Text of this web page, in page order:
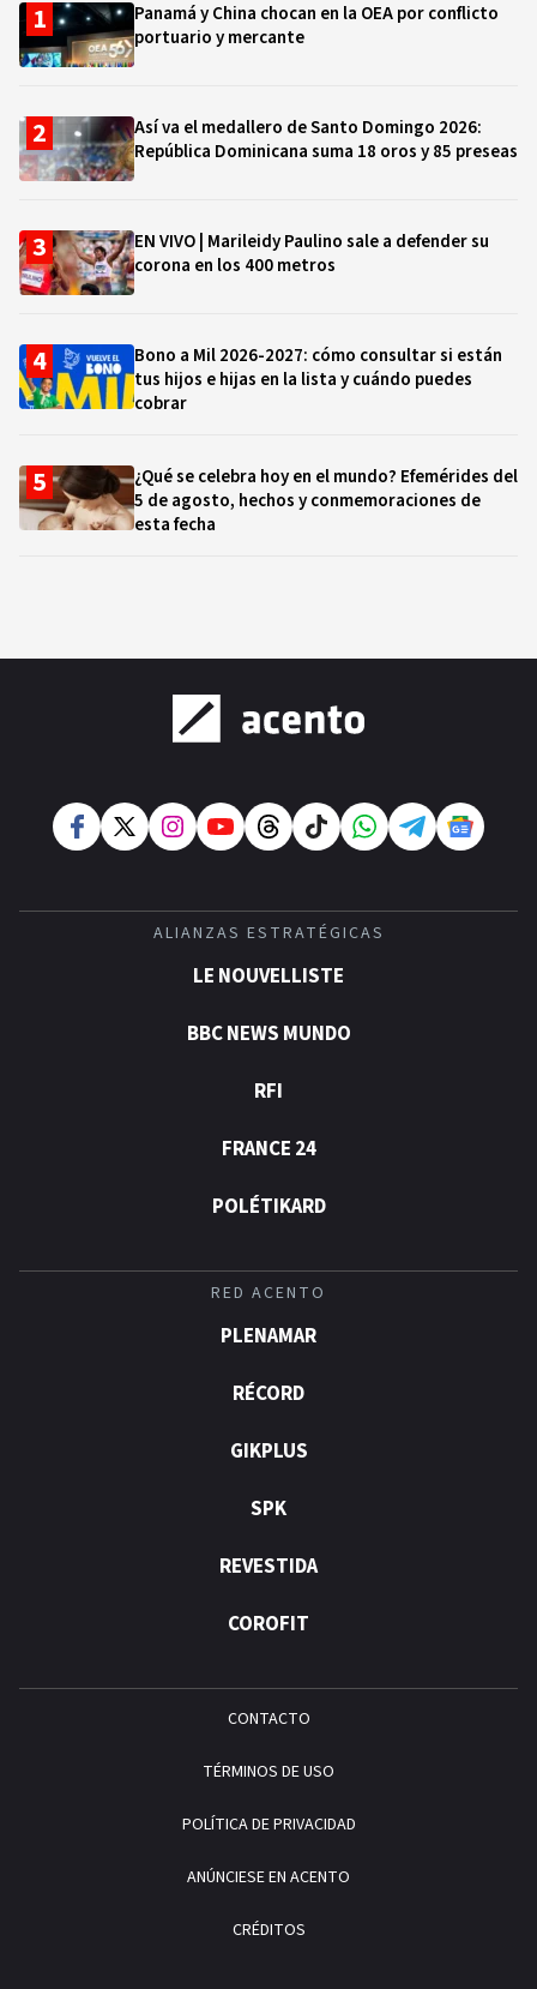
Panamá y China chocan en la OEA por conflicto
portuario y mercante
Así va el medallero de Santo Domingo 2026:
República Dominicana suma 18 oros y 85 preseas
EN VIVO | Marileidy Paulino sale a defender su
corona en los 400 metros
Bono a Mil 2026-2027: cómo consultar si están
tus hijos e hijas en la lista y cuándo puedes
cobrar
¿Qué se celebra hoy en el mundo? Efemérides del
5 de agosto, hechos y conmemoraciones de
esta fecha
ALIANZAS ESTRATÉGICAS
LE NOUVELLISTE
BBC NEWS MUNDO
RFI
FRANCE 24
POLÉTIKARD
RED ACENTO
PLENAMAR
RÉCORD
GIKPLUS
SPK
REVESTIDA
COROFIT
CONTACTO
TÉRMINOS DE USO
POLÍTICA DE PRIVACIDAD
ANÚNCIESE EN ACENTO
CRÉDITOS